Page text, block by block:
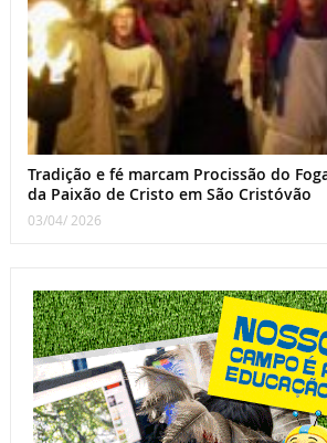
Tradição e fé marcam Procissão do
da Paixão de Cristo em São Cristóvão
03/04/ 2026